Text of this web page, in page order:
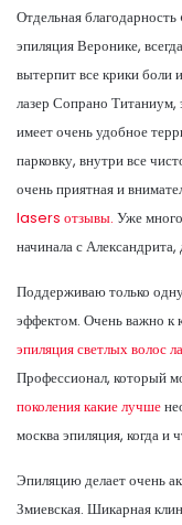
Отдельная
эпиляция Веронике,
вытерпит все крики боли
лазер Сопрано
имеет очень удобное
парковку, внутри все
очень приятная и
lasers отзывы. Уже
начинала с
Поддерживаю только
эффектом. Очень важно к
эпиляция светлых волос
Профессионал, который
поколения какие лучше
москва эпиляция, когда и
Эпиляцию делает очень
Змиевская. Шикарная